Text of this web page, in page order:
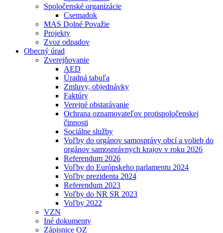
Spoločenské organizácie
Csemadok
MAS Dolné Považie
Projekty
Zvoz odpadov
Obecný úrad
Zverejňovanie
AED
Úradná tabuľa
Zmluvy, objednávky
Faktúry
Verejné obstarávanie
Ochrana oznamovateľov protispoločenskej
činnosti
Sociálne služby
Voľby do orgánov samosprávy obcí a volieb do
orgánov samosprávnych krajov v roku 2026
Referendum 2026
Voľby do Európskeho parlamentu 2024
Voľby prezidenta 2024
Referendum 2023
Voľby do NR SR 2023
Voľby 2022
VZN
Iné dokumenty
Zápisnice OZ